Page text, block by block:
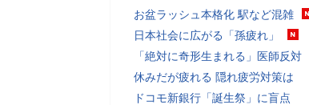
お盆ラッシュ本格化 駅など混雑
日本社会に広がる「孫疲れ」
「絶対に奇形生まれる」医師反対
休みだが疲れる 隠れ疲労対策は
ドコモ新銀行「誕生祭」に盲点